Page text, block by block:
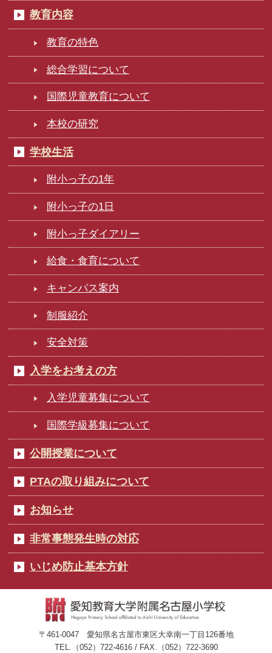
教育内容
教育の特色
総合学習について
国際児童教育について
本校の研究
学校生活
附小っ子の1年
附小っ子の1日
附小っ子ダイアリー
給食・食育について
キャンパス案内
制服紹介
安全対策
入学をお考えの方
入学児童募集について
国際学級募集について
公開授業について
PTAの取り組みについて
お知らせ
非常事態発生時の対応
いじめ防止基本方針
〒461-0047 愛知県名古屋市東区大幸南一丁目126番地
TEL.（052）722-4616 / FAX.（052）722-3690